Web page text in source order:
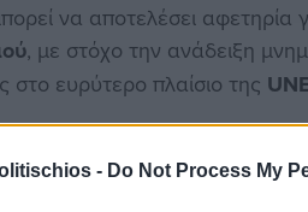
- Do Not Process My
να αποτελέσει αφετηρία
, με στόχο την ανάδειξη
ευρύτερο πλαίσιο της